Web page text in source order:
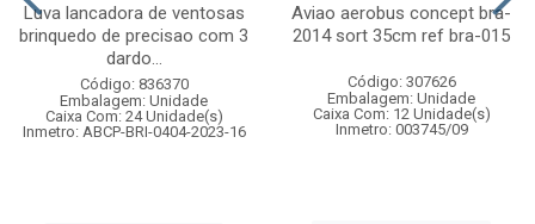
Luva lancadora de ventosas
brinquedo de precisao com 3
dardo...
Código: 836370
Embalagem: Unidade
Caixa Com: 24 Unidade(s)
Inmetro: ABCP-BRI-0404-2023-16
Aviao aerobus concept bra-
2014 sort 35cm ref bra-015
Código: 307626
Embalagem: Unidade
Caixa Com: 12 Unidade(s)
Inmetro: 003745/09